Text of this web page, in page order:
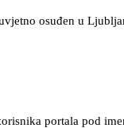
osuđen u
portala pod